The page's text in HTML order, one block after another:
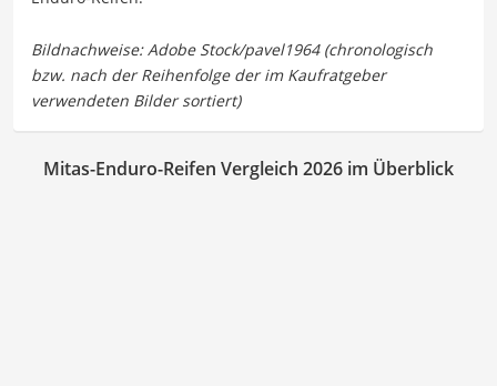
Mitas-Enduro-Reifen Vergleich 2026 im Überblick